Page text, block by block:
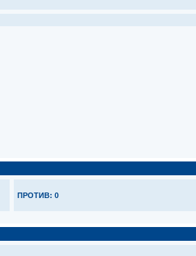
ПРОТИВ: 0